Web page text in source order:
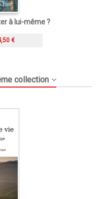
à lui-même ?
€
collection